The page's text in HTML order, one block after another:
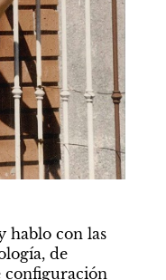
hablo con las
de
configuración